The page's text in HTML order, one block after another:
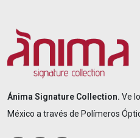
Ánima Signature Collection. Ve
México a través de Polímeros